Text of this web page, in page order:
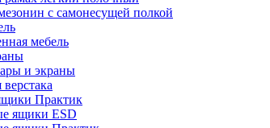
с самонесущей полкой
мебель
и экраны
Практик
ящики ESD